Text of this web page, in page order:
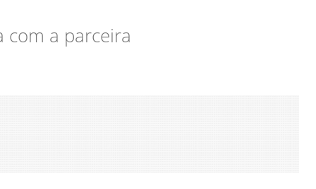
com a parceira